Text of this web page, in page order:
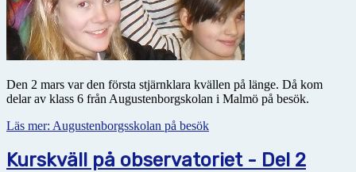
Den 2 mars var den första stjärnklara kvällen på länge. Då kom
delar av klass 6 från Augustenborgskolan i Malmö på besök.
Läs mer: Augustenborgsskolan på besök
Kurskväll på observatoriet - Del 2